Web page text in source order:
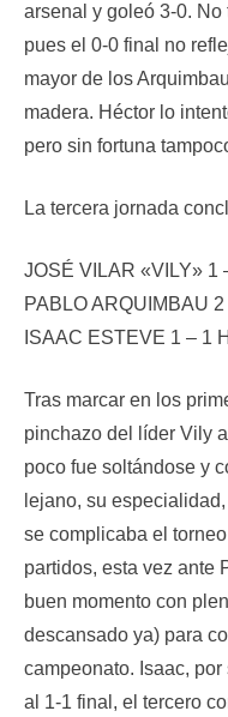
arsenal y goleó 3-0. No
pues el 0-0 final no
mayor de los
madera. Héctor lo
pero sin fortuna
La tercera jornada
JOSÉ VILAR «VILY» 1
PABLO ARQUIMBAU
ISAAC ESTEVE 1 – 1
Tras marcar en los
pinchazo del líder Vily
poco fue soltándose y
lejano, su
se complicaba el
partidos, esta vez ante
buen momento con
descansado ya) para
campeonato. Isaac,
al 1-1 final, el tercero